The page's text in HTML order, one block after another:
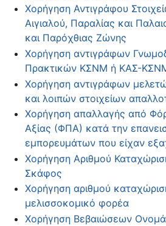
Χορήγηση Αντιγράφου
Αιγιαλού, Παραλίας και
και Παρόχθιας Ζώνης
Χορήγηση αντιγράφων
Πρακτικών ΚΣΝΜ ή ΚΑΣ-
Χορήγηση αντιγράφων
και λοιπών στοιχείων
Χορήγηση απαλλαγής από
Αξίας (ΦΠΑ) κατά την
εμπορευμάτων που είχαν
Χορήγηση Αριθμού
Σκάφος
Χορήγηση αριθμού
μελισσοκομικό φορέα
Χορήγηση Βεβαιώσεων